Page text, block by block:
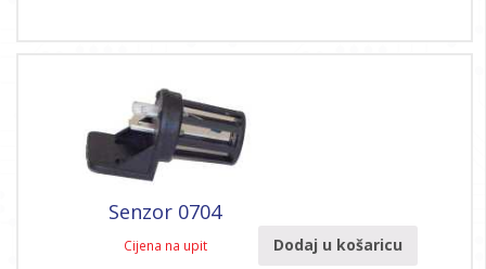
Senzor 0704
Cijena na upit Dodaj u košaricu